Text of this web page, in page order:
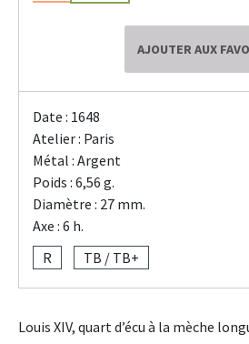
AJOUTER AUX
Date : 1648
Atelier : Paris
Métal : Argent
Poids : 6,56 g.
Diamètre : 27 mm.
Axe : 6 h.
R
TB / TB+
Louis XIV, quart d’écu à la mèche